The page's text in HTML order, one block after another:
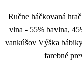
Ručne háčkovaná
vlna - 55% bavlna,
vankúšov Výška
farebné